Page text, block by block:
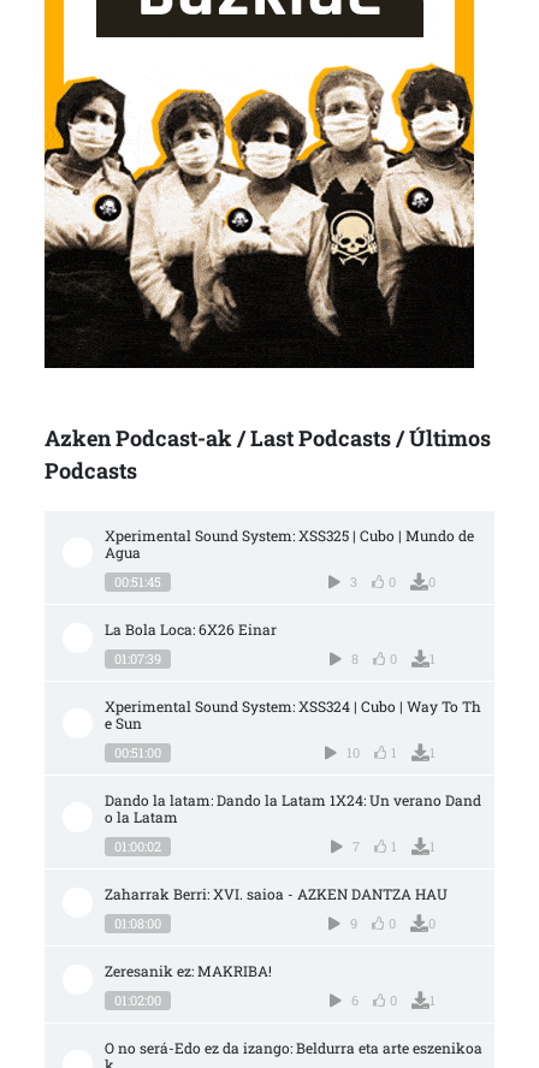
Azken Podcast-ak / Last Podcasts / Últimos
Podcasts
Xperimental Sound System: XSS325 | Cubo | Mundo de
Agua
00:51:45 3 0 0
La Bola Loca: 6X26 Einar
01:07:39 8 0 1
Xperimental Sound System: XSS324 | Cubo | Way To Th
e Sun
00:51:00 10 1 1
Dando la latam: Dando la Latam 1X24: Un verano Dand
o la Latam
01:00:02 7 1 1
Zaharrak Berri: XVI. saioa - AZKEN DANTZA HAU
01:08:00 9 0 0
Zeresanik ez: MAKRIBA!
01:02:00 6 0 1
O no será-Edo ez da izango: Beldurra eta arte eszenikoa
k